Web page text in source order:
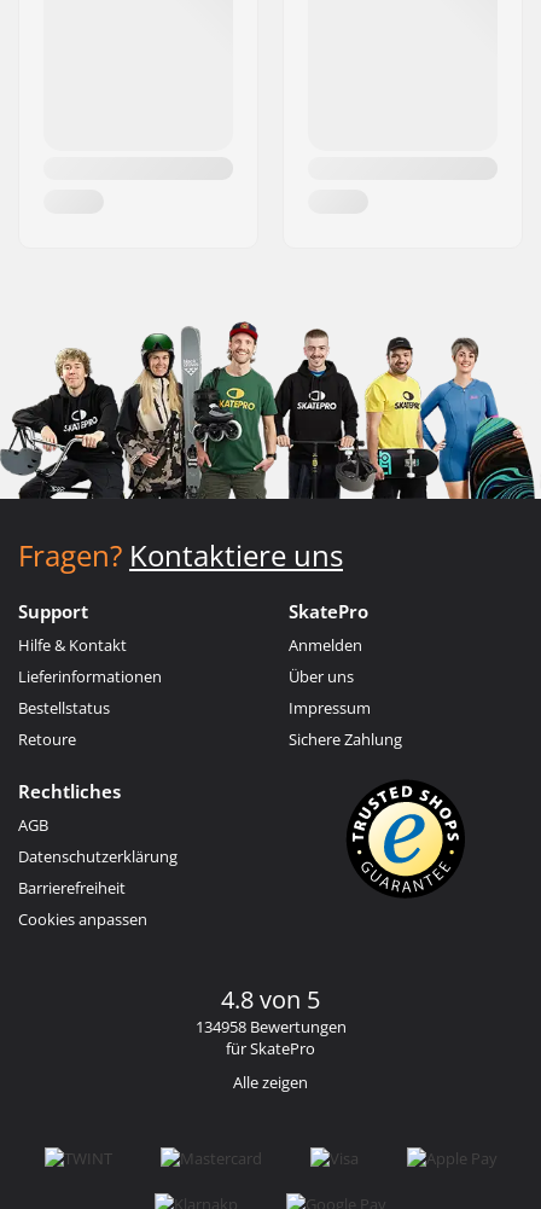
Fragen? Kontaktiere uns
Support
Hilfe & Kontakt
Lieferinformationen
Bestellstatus
Retoure
SkatePro
Anmelden
Über uns
Impressum
Sichere Zahlung
Rechtliches
AGB
Datenschutzerklärung
Barrierefreiheit
Cookies anpassen
4.8 von 5
134958 Bewertungen
für SkatePro
Alle zeigen